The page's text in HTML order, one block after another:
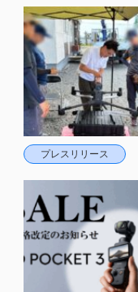
プレスリリース